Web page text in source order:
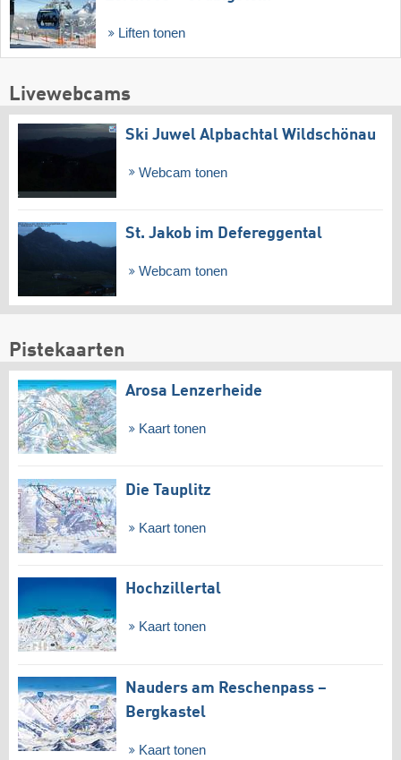
Liften tonen
Livewebcams
Ski Juwel Alpbachtal Wildschönau
Webcam tonen
St. Jakob im Defereggental
Webcam tonen
Pistekaarten
Arosa Lenzerheide
Kaart tonen
Die Tauplitz
Kaart tonen
Hochzillertal
Kaart tonen
Nauders am Reschenpass –
Bergkastel
Kaart tonen